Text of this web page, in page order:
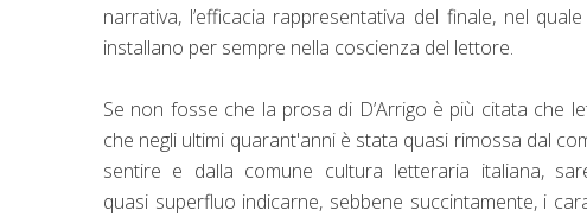
narrativa, l’efficacia rappresentativa del finale, nel
installano per sempre nella coscienza del lettore.
Se non fosse che la prosa di D’Arrigo è più citata che
che negli ultimi quarant'anni è stata quasi rimossa dal
sentire e dalla comune cultura letteraria italiana,
quasi superfluo indicarne, sebbene succintamente, i